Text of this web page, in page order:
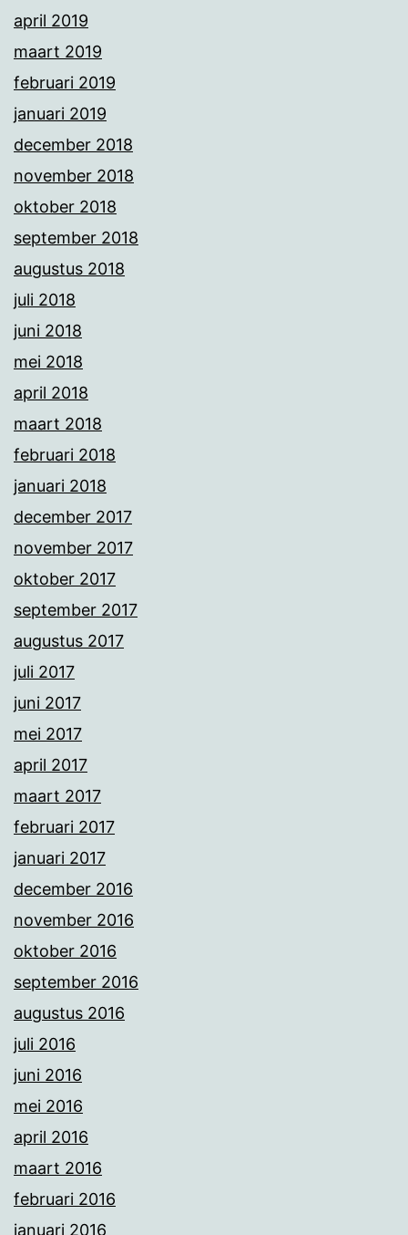
april 2019
maart 2019
februari 2019
januari 2019
december 2018
november 2018
oktober 2018
september 2018
augustus 2018
juli 2018
juni 2018
mei 2018
april 2018
maart 2018
februari 2018
januari 2018
december 2017
november 2017
oktober 2017
september 2017
augustus 2017
juli 2017
juni 2017
mei 2017
april 2017
maart 2017
februari 2017
januari 2017
december 2016
november 2016
oktober 2016
september 2016
augustus 2016
juli 2016
juni 2016
mei 2016
april 2016
maart 2016
februari 2016
januari 2016